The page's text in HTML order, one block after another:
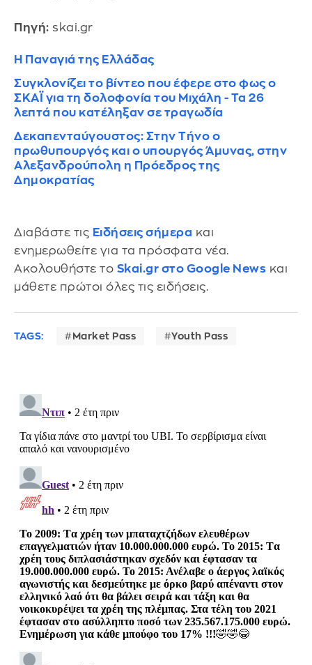
Πηγή: skai.gr
Η Παναγιά της Ελλάδας
Συγκλονίζει το βίντεο που έφερε στο φως ο
ΣΚΑΪ για τη δολοφονία του Μιχάλη - Τα 26
λεπτά που κατέληξαν σε τραγωδία
Δεκαπενταύγουστος: Στην Τήνο ο
πρωθυπουργός και ο υπουργός Άμυνας, στην
Αλεξανδρούπολη η Πρόεδρος της
Δημοκρατίας
Διαβάστε τις Ειδήσεις σήμερα και
ενημερωθείτε για τα πρόσφατα νέα.
Ακολουθήστε το Skai.gr στο Google News και
μάθετε πρώτοι όλες τις ειδήσεις.
TAGS: Market Pass Youth Pass